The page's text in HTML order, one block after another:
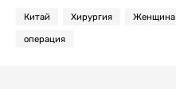
Китай Хирургия Женщина
операция